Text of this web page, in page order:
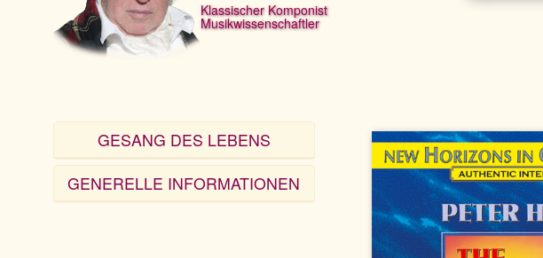
Klassischer Komponist
Musikwissenschaftler
GESANG DES LEBENS
GENERELLE INFORMATIONEN